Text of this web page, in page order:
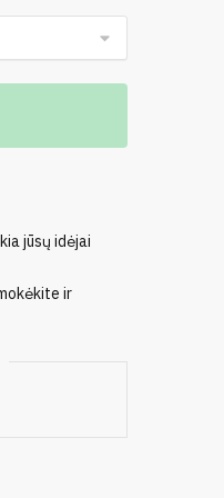
jūsų idėjai
ir